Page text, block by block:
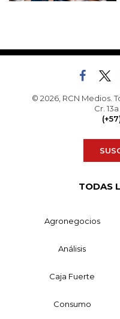
© 2026, RCN Medios.
Cr.
TODAS
Agronegocios
Análisis
Caja Fuerte
Consumo